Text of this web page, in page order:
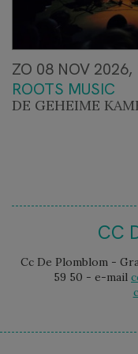
ZO 08 NOV 2026,
ROOTS MUSIC
DE GEHEIME
CC
Cc De Plomblom -
59 50 - e-mail